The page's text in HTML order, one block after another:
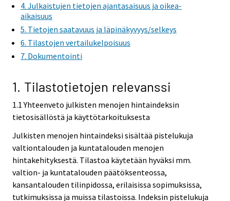
4. Julkaistujen tietojen ajantasaisuus ja oikea-
aikaisuus
5. Tietojen saatavuus ja läpinäkyvyys/selkeys
6. Tilastojen vertailukelpoisuus
7. Dokumentointi
1. Tilastotietojen relevanssi
1.1 Yhteenveto julkisten menojen hintaindeksin
tietosisällöstä ja käyttötarkoituksesta
Julkisten menojen hintaindeksi sisältää pistelukuja
valtiontalouden ja kuntatalouden menojen
hintakehityksestä. Tilastoa käytetään hyväksi mm.
valtion- ja kuntatalouden päätöksenteossa,
kansantalouden tilinpidossa, erilaisissa sopimuksissa,
tutkimuksissa ja muissa tilastoissa. Indeksin pistelukuja